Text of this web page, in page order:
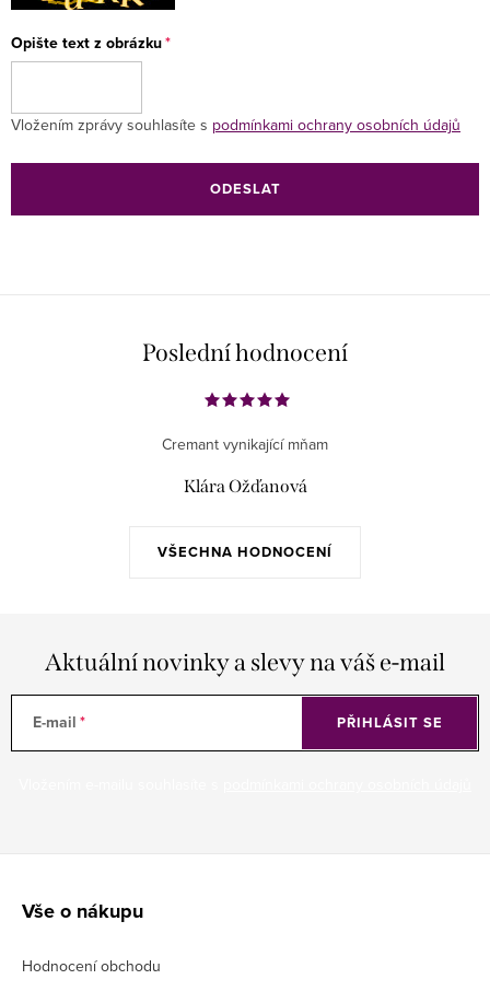
Opište text z obrázku
Vložením zprávy souhlasíte s podmínkami ochrany osobních údajů
ODESLAT
Poslední hodnocení
VŠECHNA HODNOCENÍ
Cremant vynikající mňam
Klára Ožďanová
Aktuální novinky a slevy na váš e-mail
E-mail PŘIHLÁSIT SE
Vše o nákupu
Hodnocení obchodu